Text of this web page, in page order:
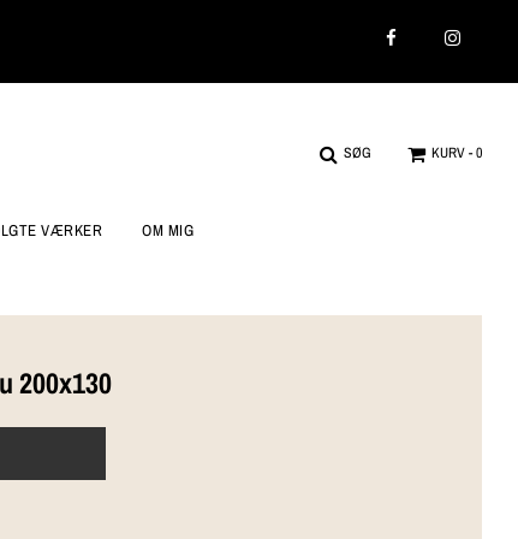
SØG KURV -0
VÆRKER OM MIG
200x130